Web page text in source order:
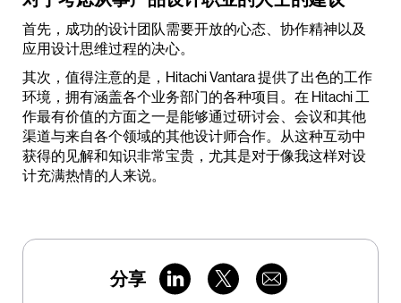
首先，成功的设计团队需要开放的心态、协作精神以及
应用设计思维过程的决心。
其次，值得注意的是，Hitachi Vantara 提供了出色的工作
环境，拥有涵盖各个业务部门的各种项目。在 Hitachi 工
作最有价值的方面之一是能够通过研讨会、会议和其他
渠道与来自各个领域的其他设计师合作。从这种互动中
获得的见解和知识非常宝贵，尤其是对于像我这样对设
计充满热情的人来说。
分享